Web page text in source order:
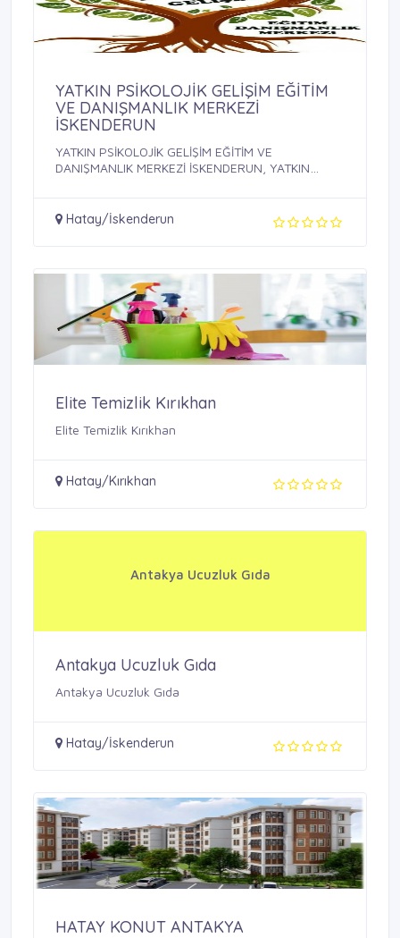
YATKIN PSİKOLOJİK GELİŞİM EĞİTİM
VE DANIŞMANLIK MERKEZİ
İSKENDERUN
YATKIN PSİKOLOJİK GELİŞİM EĞİTİM VE
DANIŞMANLIK MERKEZİ İSKENDERUN, YATKIN
Hatay/İskenderun
Elite Temizlik Kırıkhan
Elite Temizlik Kırıkhan
Hatay/Kırıkhan
Antakya Ucuzluk Gıda
Antakya Ucuzluk Gıda
Antakya Ucuzluk Gıda
Hatay/İskenderun
HATAY KONUT ANTAKYA